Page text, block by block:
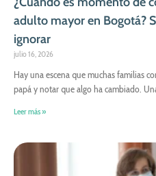
adulto mayor en Bogotá?
ignorar
julio 16, 2026
Hay una escena que muchas familias
papá y notar que algo ha cambiado.
Leer más »